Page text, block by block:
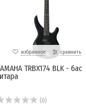
избранное сравнить
TRBX174 BLK - бас
(0)